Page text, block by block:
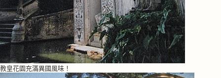
教皇花園充滿異國風味！